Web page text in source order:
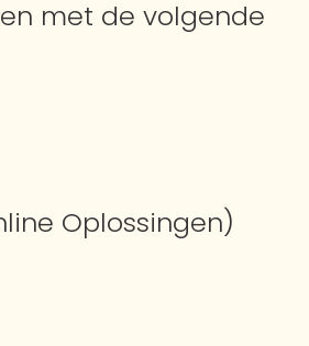
met de volgende
Oplossingen)